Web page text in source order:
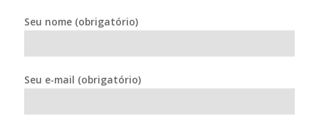
Seu nome (obrigatório)
Seu e-mail (obrigatório)